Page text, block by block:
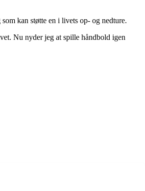
kan støtte en i livets op- og nedture.
Nu nyder jeg at spille håndbold igen